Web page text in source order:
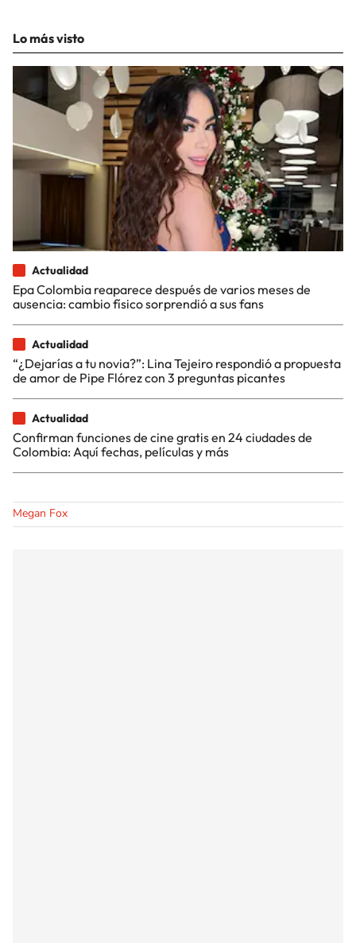
Lo más visto
Actualidad
Epa Colombia reaparece después de varios meses de
ausencia: cambio físico sorprendió a sus fans
Actualidad
“¿Dejarías a tu novia?”: Lina Tejeiro respondió a propuesta
de amor de Pipe Flórez con 3 preguntas picantes
Actualidad
Confirman funciones de cine gratis en 24 ciudades de
Colombia: Aquí fechas, películas y más
Megan Fox